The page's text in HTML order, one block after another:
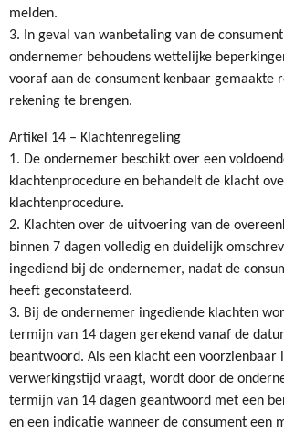
melden.
3. In geval van wanbetaling van de
ondernemer behoudens wettelijke
vooraf aan de consument kenbaar gemaakte
rekening te brengen.
Artikel 14 – Klachtenregeling
1. De ondernemer beschikt over een
klachtenprocedure en behandelt de klacht
klachtenprocedure.
2. Klachten over de uitvoering van de
binnen 7 dagen volledig en duidelijk
ingediend bij de ondernemer, nadat de
heeft geconstateerd.
3. Bij de ondernemer ingediende klachten
termijn van 14 dagen gerekend vanaf de
beantwoord. Als een klacht een voorzienbaar
verwerkingstijd vraagt, wordt door de
termijn van 14 dagen geantwoord met een
en een indicatie wanneer de consument een